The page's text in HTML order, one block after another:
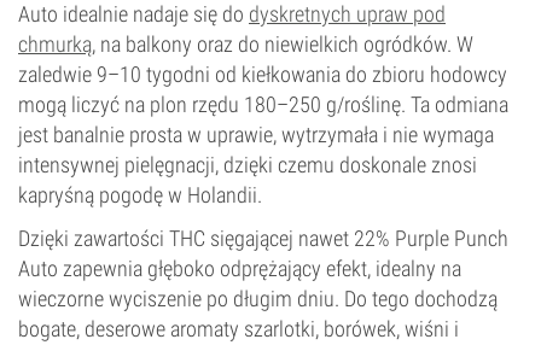
Auto idealnie nadaje się do dyskretnych upraw pod
chmurką, na balkony oraz do niewielkich ogródków. W
zaledwie 9–10 tygodni od kiełkowania do zbioru hodowcy
mogą liczyć na plon rzędu 180–250 g/roślinę. Ta odmiana
jest banalnie prosta w uprawie, wytrzymała i nie wymaga
intensywnej pielęgnacji, dzięki czemu doskonale znosi
kapryśną pogodę w Holandii.
Dzięki zawartości THC sięgającej nawet 22% Purple Punch
Auto zapewnia głęboko odprężający efekt, idealny na
wieczorne wyciszenie po długim dniu. Do tego dochodzą
bogate, deserowe aromaty szarlotki, borówek, wiśni i